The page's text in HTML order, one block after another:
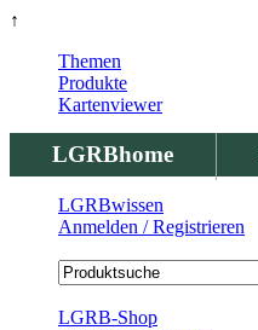
↑
LGRBhome
Themen
Produkte
Kartenviewer
LGRBwissen
Anmelden / Registrieren
LGRB-Shop